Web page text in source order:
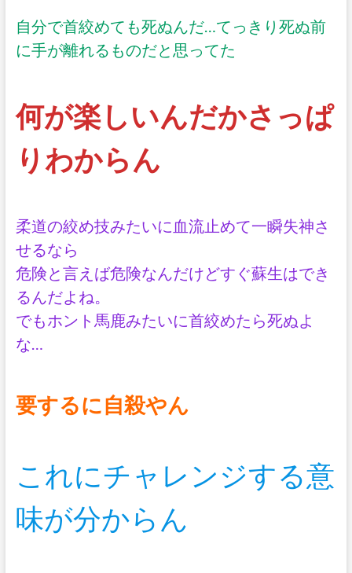
自分で首絞めても死ぬんだ…てっきり死ぬ前
に手が離れるものだと思ってた
何が楽しいんだかさっぱ
りわからん
柔道の絞め技みたいに血流止めて一瞬失神さ
せるなら
危険と言えば危険なんだけどすぐ蘇生はでき
るんだよね。
でもホント馬鹿みたいに首絞めたら死ぬよ
な…
要するに自殺やん
これにチャレンジする意
味が分からん